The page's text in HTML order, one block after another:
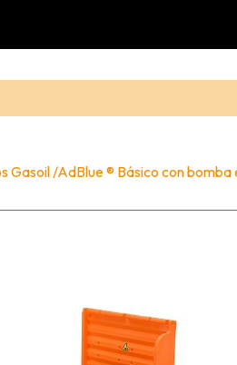
Gasoil /AdBlue ® Básico con